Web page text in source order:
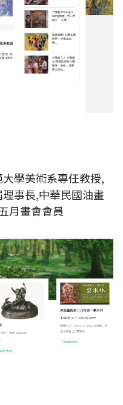
學美術系專任教授,
事長,中華民國油畫
月畫會會員